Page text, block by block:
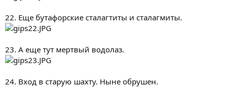
22. Еще бутафорские сталагтиты и сталагмиты.
23. А еще тут мертвый водолаз.
24. Вход в старую шахту. Ныне обрушен.